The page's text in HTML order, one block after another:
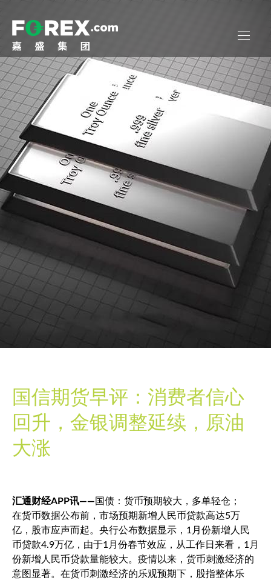
国信期货早评：消费者信心
回升，金银调整延续，原油
大涨
汇通财经APP讯—— 国债：货币预期较大，多单轻仓；
在货币数据公布前，市场预期新增人民币贷款高达5万
亿，股市应声而起。央行公布数据显示，1月份新增人民
币贷款4.9万亿，由于1月份春节效应，从工作日来看，1月
份新增人民币贷款量能较大。疫情以来，货币刺激经济的
意图显著。在货币刺激经济的乐观预期下，股指整体乐